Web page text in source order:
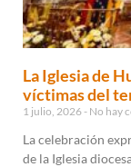
La Iglesia de
víctimas del
1 julio, 2026 No hay
La celebración
de la Iglesia